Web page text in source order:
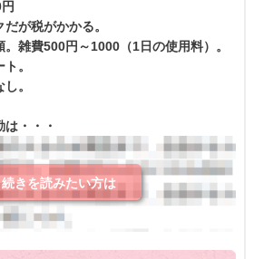
円
が税がかかる。
雑費500円～1000（1日の使用料）。
。
。
・・・
きを読みたい方は